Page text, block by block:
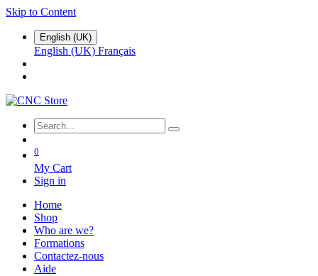
Skip to Content
English (UK)
English (UK) Français
0
My Cart
Sign in
Home
Shop
Who are we?
Formations
Contactez-nous
Aide